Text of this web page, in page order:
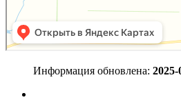
Информация обновлена: 2025-